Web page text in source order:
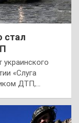
стал
«Слуга
ДТП,…